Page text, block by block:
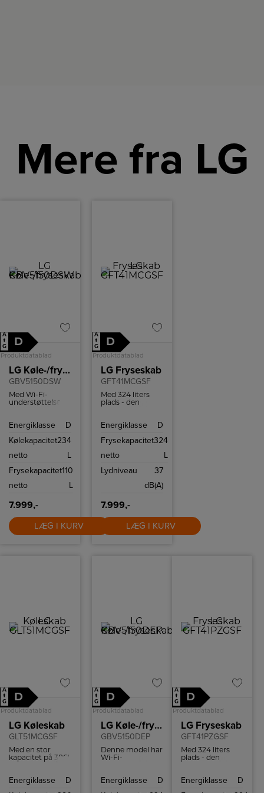
Mere fra LG
A
↑
G
D
Produktdatablad
LG Køle-/fryseskab
GBV5150DSW
Med Wi-Fi-
understøttelse,
smartphone og
kan du fjernstyre
så dit kabinet er
behov.
Energiklasse
D
Kølekapacitet
netto
234
L
Frysekapacitet
netto
110
L
7.999,-
LÆG I KURV
A
↑
G
D
Produktdatablad
LG Fryseskab
GFT41MCGSF
Med 324 liters
plads - den
masser af plads
yndlingsmad
NoFrost.
Energiklasse
D
Frysekapacitet
netto
324
L
Lydniveau
37
dB(A)
7.999,-
LÆG I KURV
A
↑
G
D
Produktdatablad
LG Køleskab
GLT51MCGSF
Med en stor
kapacitet på 386L
plads til alle dine
Energiklasse
D
A
↑
G
D
Produktdatablad
LG Køle-/fryseskab
GBV5150DEP
Denne model har
Wi-Fi-
kompatibel
Energiklasse
D
A
↑
G
D
Produktdatablad
LG Fryseskab
GFT41PZGSF
Med 324 liters
plads - den
masser af plads
Energiklasse
D